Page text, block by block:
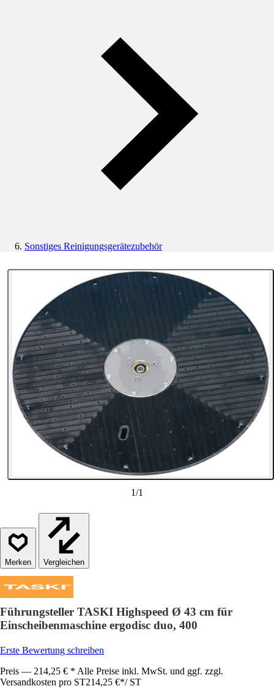
Sonstiges Reinigungsgerätezubehör
1/1
Vergleichen
Führungsteller TASKI Highspeed Ø 43 cm für
Einscheibenmaschine ergodisc duo, 400
Erste Bewertung schreiben
Preis — 214,25 € * Alle Preise inkl. MwSt. und ggf. zzgl.
Versandkosten pro ST214,25 €*/ ST